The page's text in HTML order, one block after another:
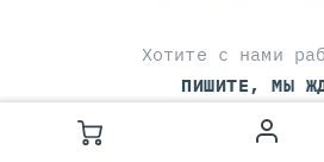
Хотите с нами
ПИШИТЕ, МЫ